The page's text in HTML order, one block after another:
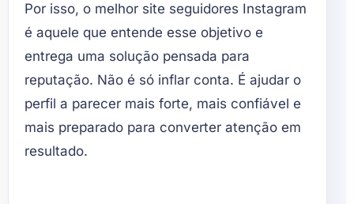
Por isso, o melhor site seguidores Instagram
é aquele que entende esse objetivo e
entrega uma solução pensada para
reputação. Não é só inflar conta. É ajudar o
perfil a parecer mais forte, mais confiável e
mais preparado para converter atenção em
resultado.